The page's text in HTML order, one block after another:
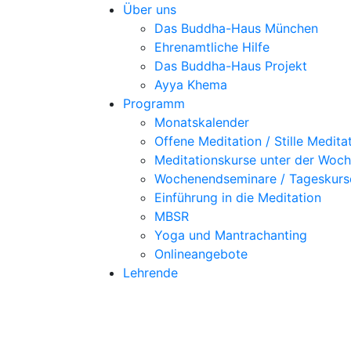
Über uns
Das Buddha-Haus München
Ehrenamtliche Hilfe
Das Buddha-Haus Projekt
Ayya Khema
Programm
Monatskalender
Offene Meditation / Stille
Meditationskurse unter der
Wochenendseminare /
Einführung in die Meditation
MBSR
Yoga und Mantrachanting
Onlineangebote
Lehrende